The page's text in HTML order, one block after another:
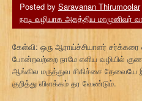
Posted by Saravanan Thirumoolar
நாடி வழியாக அகத்திய மாமுனிவர்
கேள்வி: ஒரு ஆராய்ச்சியாளர் சர்க்கரை
போன்றவற்றை நாமே எளிய வழியில்
ஆங்கில மருத்துவ சிகிச்சை தேவையே
குறித்து விளக்கம் தர வேண்டும்.